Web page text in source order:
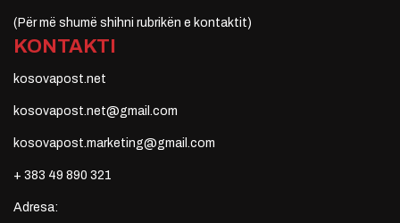
(Për më shumë shihni rubrikën e kontaktit)
KONTAKTI
kosovapost.net
kosovapost.net@gmail.com
kosovapost.marketing@gmail.com
+ 383 49 890 321
Adresa: